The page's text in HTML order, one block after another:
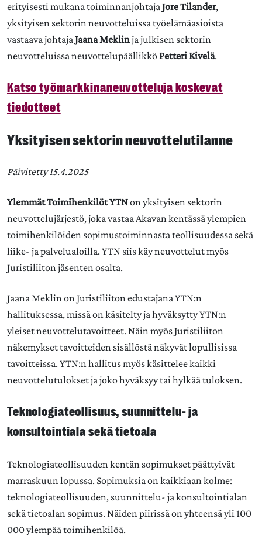
erityisesti mukana toiminnanjohtajaJore Tilander,
yksityisen sektorin neuvotteluissa työelämäasioista
vastaava johtajaJaana Meklinja julkisen sektorin
neuvotteluissa neuvottelupäällikköPetteri Kivelä.
Katso työmarkkinaneuvotteluja koskevat
tiedotteet
Yksityisen sektorin neuvottelutilanne
Päivitetty 15.4.2025
Ylemmät Toimihenkilöt YTNon yksityisen sektorin
neuvottelujärjestö, joka vastaa Akavan kentässä ylempien
toimihenkilöiden sopimustoiminnasta teollisuudessa sekä
liike- ja palvelualoilla. YTN siis käy neuvottelut myös
Juristiliiton jäsenten osalta.
Jaana Meklin on Juristiliiton edustajana YTN:n
hallituksessa, missä on käsitelty ja hyväksytty YTN:n
yleiset neuvottelutavoitteet. Näin myös Juristiliiton
näkemykset tavoitteiden sisällöstä näkyvät lopullisissa
tavoitteissa. YTN:n hallitus myös käsittelee kaikki
neuvottelutulokset ja joko hyväksyy tai hylkää tuloksen.
Teknologiateollisuus, suunnittelu- ja
konsultointiala sekä tietoala
Teknologiateollisuuden kentän sopimukset päättyivät
marraskuun lopussa. Sopimuksia on kaikkiaan kolme:
teknologiateollisuuden, suunnittelu- ja konsultointialan
sekä tietoalan sopimus. Näiden piirissä on yhteensä yli 100
000 ylempää toimihenkilöä.